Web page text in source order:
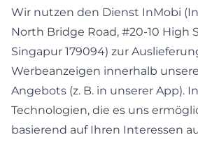
Wir nutzen den Dienst InMobi
North Bridge Road, #20-10 High
Singapur 179094) zur
Werbeanzeigen innerhalb
Angebots (z. B. in unserer App).
Technologien, die es uns
basierend auf Ihren Interessen